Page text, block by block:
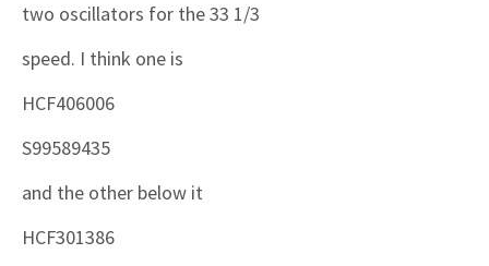
two oscillators for the 33 1/3
speed. I think one is
HCF406006
S99589435
and the other below it
HCF301386